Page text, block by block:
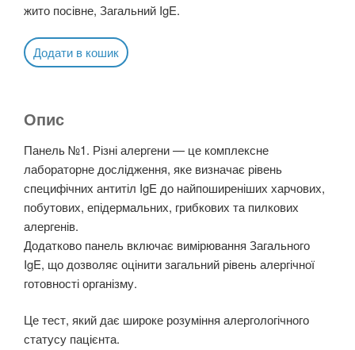
жито посівне, Загальний IgE.
Додати в кошик
Опис
Панель №1. Різні алергени — це комплексне
лабораторне дослідження, яке визначає рівень
специфічних антитіл IgE до найпоширеніших харчових,
побутових, епідермальних, грибкових та пилкових
алергенів.
Додатково панель включає вимірювання Загального
IgE, що дозволяє оцінити загальний рівень алергічної
готовності організму.
Це тест, який дає широке розуміння алергологічного
статусу пацієнта.